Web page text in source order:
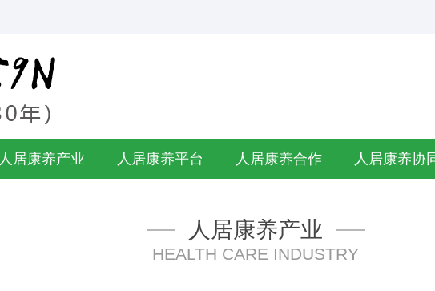
人居康养产业 人居康养平台 人居康养合作 人居康养协
人居康养产业
HEALTH CARE INDUSTRY